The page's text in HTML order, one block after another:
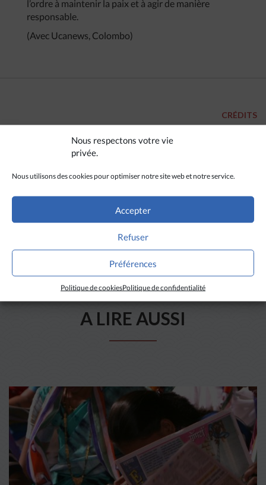
Nous respectons votre vie
privée.
Nous utilisons des cookies pour optimiser notre site web et notre service.
Accepter
Refuser
Préférences
Politique de cookiesPolitique de confidentialité
l’ordre à maintenir la paix et à agir de manière
responsable.
(Avec Ucanews, Colombo)
CRÉDITS
A LIRE AUSSI